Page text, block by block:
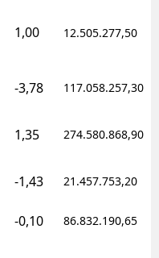
1,00 12.505.277,50
-3,78 117.058.257,30
1,35 274.580.868,90
-1,43 21.457.753,20
-0,10 86.832.190,65